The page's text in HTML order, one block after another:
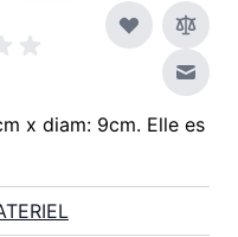
x diam: 9cm. Elle es